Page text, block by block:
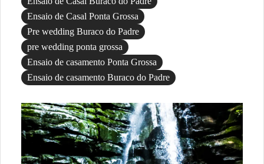
Ensaio de Casal Ponta Grossa
Pre wedding Buraco do Padre
pre wedding ponta grossa
Ensaio de casamento Ponta Grossa
Ensaio de casamento Buraco do Padre